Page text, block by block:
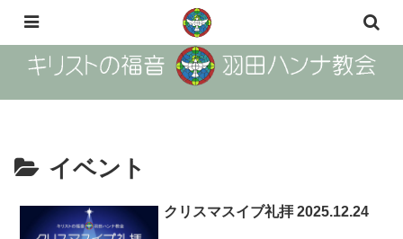
The Gosple of Christ Haneda Hanna Church
イベント
クリスマスイブ礼拝 2025.12.24